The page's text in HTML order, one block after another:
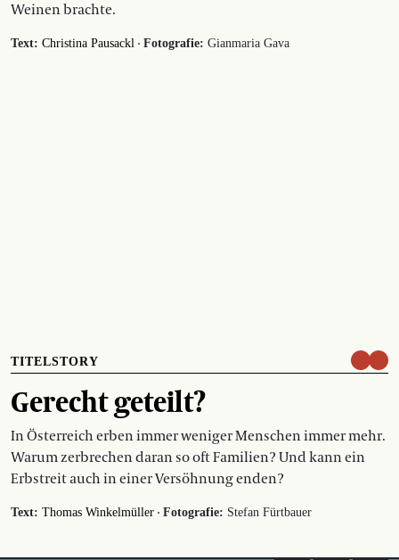
Weinen brachte.
Text: Christina Pausackl · Fotografie: Gianmaria Gava
TITELSTORY
Gerecht geteilt?
In Österreich erben immer weniger Menschen immer mehr.
Warum zerbrechen daran so oft Familien? Und kann ein
Erbstreit auch in einer Versöhnung enden?
Text: Thomas Winkelmüller · Fotografie: Stefan Fürtbauer